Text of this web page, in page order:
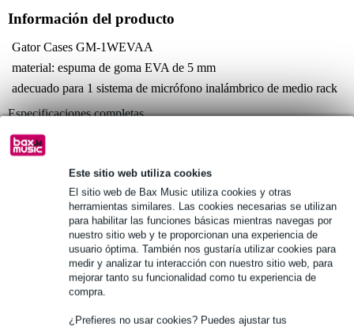
Este sitio web utiliza cookies
El sitio web de Bax Music utiliza cookies y otras
herramientas similares. Las cookies necesarias se utilizan
para habilitar las funciones básicas mientras navegas por
nuestro sitio web y te proporcionan una experiencia de
usuario óptima. También nos gustaría utilizar cookies para
medir y analizar tu interacción con nuestro sitio web, para
mejorar tanto su funcionalidad como tu experiencia de
compra.
¿Prefieres no usar cookies? Puedes ajustar tus
Información del producto
Gator Cases GM-1WEVAA
material: espuma de goma EVA de 5 mm
adecuado para 1 sistema de micrófono inalámbrico de medio rack
Especificaciones completas
Véase también (4)
Véase también (4)